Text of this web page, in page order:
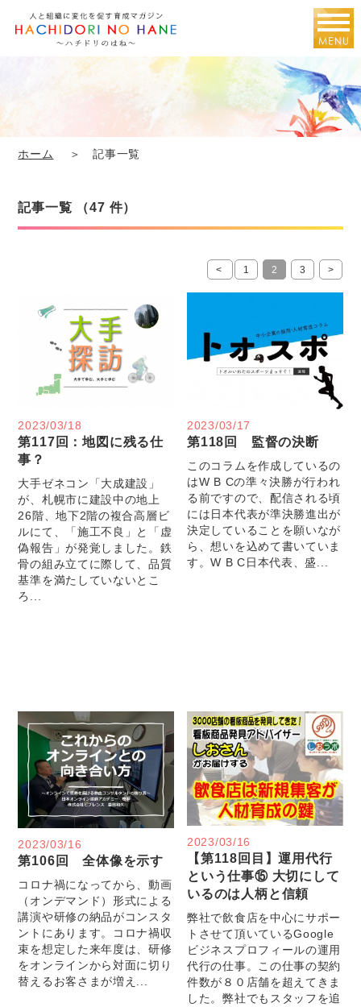
ホーム ＞ 記事一覧
記事一覧 （47 件）
< 1 2 3 >
2023/03/18
第117回：地図に残る仕
事？
大手ゼネコン「大成建設」
が、札幌市に建設中の地上
26階、地下2階の複合高層ビ
ルにて、「施工不良」と「虚
偽報告」が発覚しました。鉄
骨の組み立てに際して、品質
基準を満たしていないとこ
ろ...
2023/03/17
第118回 監督の決断
このコラムを作成しているの
はW B Cの準々決勝が行われ
る前ですので、配信される頃
には日本代表が準決勝進出が
決定していることを願いなが
ら、想いを込めて書いていま
す。W B C日本代表、盛...
2023/03/16
第106回 全体像を示す
コロナ禍になってから、動画
（オンデマンド）形式による
講演や研修の納品がコンスタ
ントにあります。コロナ禍収
束を想定した来年度は、研修
をオンラインから対面に切り
替えるお客さまが増え...
2023/03/16
【第118回目】運用代行
という仕事⑮ 大切にして
いるのは人柄と信頼
弊社で飲食店を中心にサポー
トさせて頂いているGoogle
ビジネスプロフィールの運用
代行の仕事。この仕事の契約
件数が８０店舗を超えてきま
した。弊社でもスタッフを追